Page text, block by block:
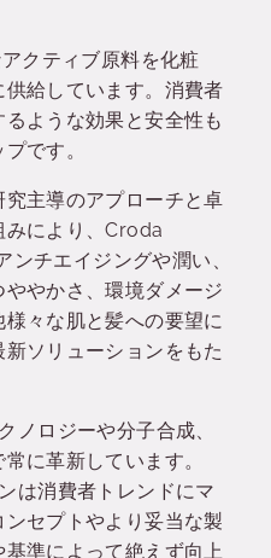
クティブ原料を化粧
給しています。消費者
ような効果と安全性も
です。
主導のアプローチと卓
みにより、Croda
チエイジングや潤い、
やかさ、環境ダメージ
々な肌と髪への要望に
ソリューションをもた
ロジーや分子合成、
に革新しています。
は消費者トレンドにマ
セプトやより妥当な製
準によって絶えず向上